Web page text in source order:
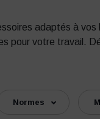
adaptés à
pour votre travail.
Normes